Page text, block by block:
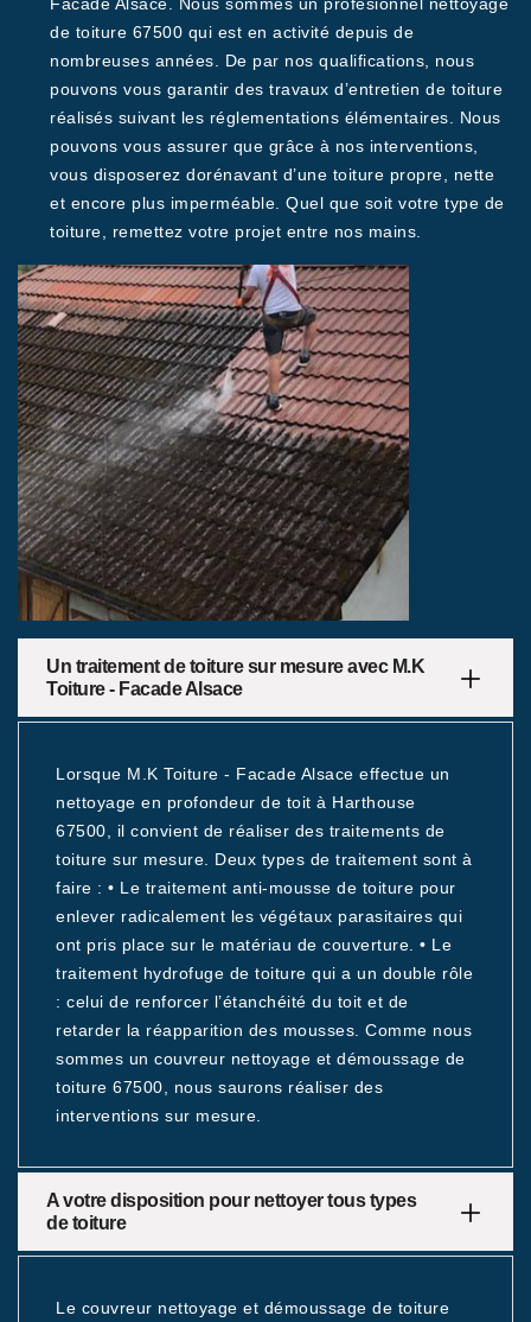
de toiture 67500 qui est en activité depuis de
nombreuses années. De par nos qualifications, nous
pouvons vous garantir des travaux d’entretien de toiture
réalisés suivant les réglementations élémentaires. Nous
pouvons vous assurer que grâce à nos interventions,
vous disposerez dorénavant d’une toiture propre, nette
et encore plus imperméable. Quel que soit votre type de
toiture, remettez votre projet entre nos mains.
Un traitement de toiture sur mesure avec M.K
Toiture - Facade Alsace
Lorsque M.K Toiture - Facade Alsace effectue un
nettoyage en profondeur de toit à Harthouse
67500, il convient de réaliser des traitements de
toiture sur mesure. Deux types de traitement sont à
faire : • Le traitement anti-mousse de toiture pour
enlever radicalement les végétaux parasitaires qui
ont pris place sur le matériau de couverture. • Le
traitement hydrofuge de toiture qui a un double rôle
: celui de renforcer l’étanchéité du toit et de
retarder la réapparition des mousses. Comme nous
sommes un couvreur nettoyage et démoussage de
toiture 67500, nous saurons réaliser des
interventions sur mesure.
A votre disposition pour nettoyer tous types
de toiture
Le couvreur nettoyage et démoussage de toiture